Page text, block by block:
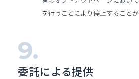
を行うことにより停止することが
委託による提供